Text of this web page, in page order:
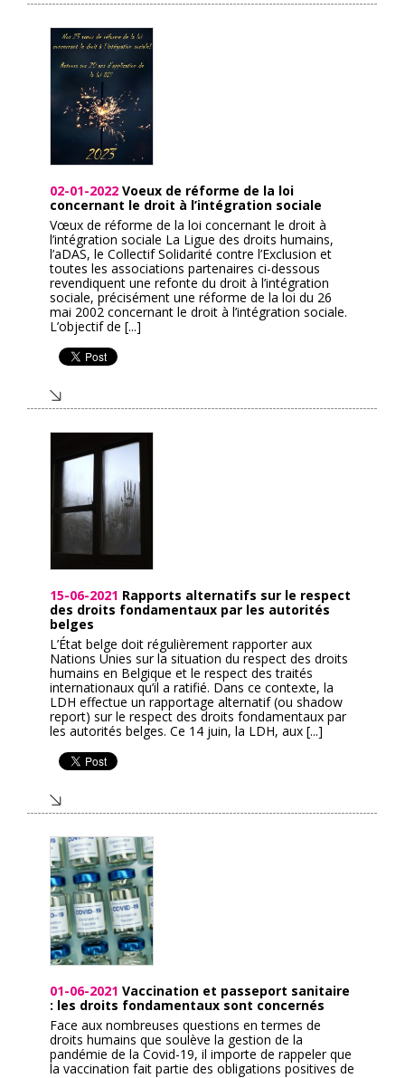
02-01-2022 Voeux de réforme de la loi
concernant le droit à l’intégration sociale
Vœux de réforme de la loi concernant le droit à
l’intégration sociale La Ligue des droits humains,
l’aDAS, le Collectif Solidarité contre l’Exclusion et
toutes les associations partenaires ci-dessous
revendiquent une refonte du droit à l’intégration
sociale, précisément une réforme de la loi du 26
mai 2002 concernant le droit à l’intégration sociale.
L’objectif de [...]
15-06-2021 Rapports alternatifs sur le respect
des droits fondamentaux par les autorités
belges
L’État belge doit régulièrement rapporter aux
Nations Unies sur la situation du respect des droits
humains en Belgique et le respect des traités
internationaux qu’il a ratifié. Dans ce contexte, la
LDH effectue un rapportage alternatif (ou shadow
report) sur le respect des droits fondamentaux par
les autorités belges. Ce 14 juin, la LDH, aux [...]
01-06-2021 Vaccination et passeport sanitaire
: les droits fondamentaux sont concernés
Face aux nombreuses questions en termes de
droits humains que soulève la gestion de la
pandémie de la Covid-19, il importe de rappeler que
la vaccination fait partie des obligations positives de